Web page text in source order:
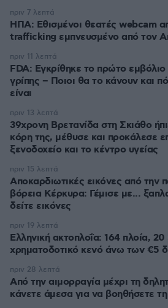
ΗΠΑ: Εθισμένοι θεατές webcam
trafficking εμπνευσμένο από τον
πριν 7 λεπτά
FDA: Εγκρίθηκε το πρώτο
γρίπης – Ποιοι θα το κάνουν και
είναι
πριν 11 λεπτά
39χρονη Βρετανίδα στη Σκιάθο
κόρη της, μέθυσε και προκάλεσε
ξενοδοχείο και το κέντρο υγείας
πριν 13 λεπτά
Αποκαρδιωτικές εικόνες από την
βόρεια Κέρκυρα: Γέμισε με...
δείτε εικόνες
πριν 15 λεπτά
Ελληνική ακτοπλοΐα: 164 πλοία, 20
χρηματοδοτικό κενό άνω των €5
πριν 19 λεπτά
Από την αιμορραγία μέχρι τη
κάνετε άμεσα για να βοηθήσετε
πριν 28 λεπτά